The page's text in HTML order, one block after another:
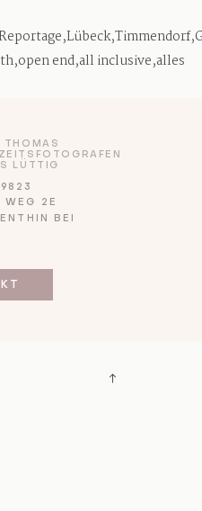
end,all inclusive,alles
THOMAS
LÜTTIG
WEG 2E
BEI